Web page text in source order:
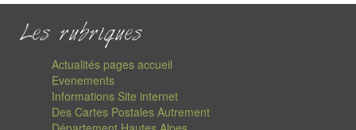
Les rubriques
Actualités pages accueil
Evenements
Informations Site internet
Des Cartes Postales Autrement